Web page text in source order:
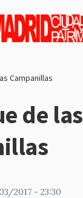
Campanillas
de las
2017 - 23:30